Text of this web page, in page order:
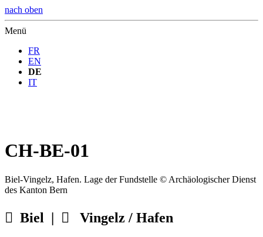
nach oben
Menü
FR
EN
DE
IT
CH-BE-01
Biel-Vingelz, Hafen. Lage der Fundstelle © Archäologischer Dienst
des Kanton Bern
 Biel |  Vingelz / Hafen